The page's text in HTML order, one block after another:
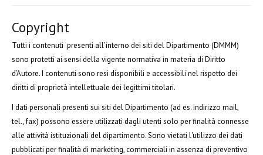
Copyright
Tutti i contenuti presenti all’interno dei siti del Dipartimento (DMMM)
sono protetti ai sensi della vigente normativa in materia di Diritto
d’Autore. I contenuti sono resi disponibili e accessibili nel rispetto dei
diritti di proprietà intellettuale dei legittimi titolari.
I dati personali presenti sui siti del Dipartimento (ad es. indirizzo mail,
tel., fax) possono essere utilizzati dagli utenti solo per finalità connesse
alle attività istituzionali del dipartimento. Sono vietati l'utilizzo dei dati
pubblicati per finalità di marketing, commerciali in assenza di preventivo